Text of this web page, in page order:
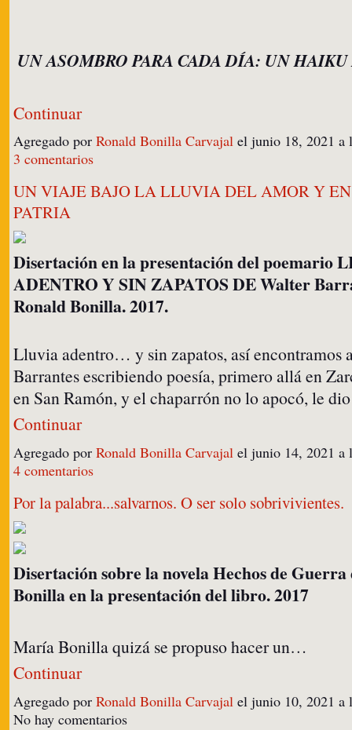
UN ASOMBRO PARA CADA DÍA: UN
Continuar
Agregado por Ronald Bonilla Carvajal el junio 18, 2021
3 comentarios
UN VIAJE BAJO LA LLUVIA DEL AMOR Y
PATRIA
Disertación en la presentación del poemario
ADENTRO Y SIN ZAPATOS DE Walter
Ronald Bonilla. 2017.
Lluvia adentro… y sin zapatos, así encontramos
Barrantes escribiendo poesía, primero allá en
en San Ramón, y el chaparrón no lo apocó, le
Continuar
Agregado por Ronald Bonilla Carvajal el junio 14, 2021
4 comentarios
Por la palabra...salvarnos. O ser solo sobrivivientes.
Disertación sobre la novela Hechos de
Bonilla en la presentación del libro. 2017
María Bonilla quizá se propuso hacer un…
Continuar
Agregado por Ronald Bonilla Carvajal el junio 10, 2021
No hay comentarios